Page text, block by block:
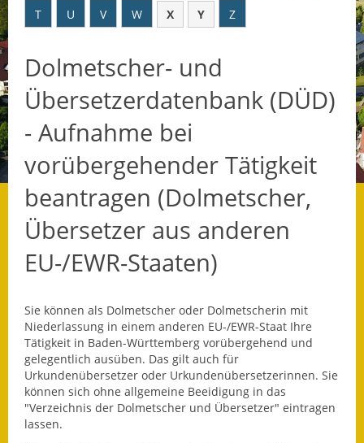
Datenschutz
Datenschutz im
Steueramt
Geschichte und
Gegenwart
Was die Alten noch
wussten!
Wagner-Werkstatt
Lärmaktionsplan
Leichte Sprache
Infos in Leichter Sprache
T
U V W X Y Z
Dolmetscher- und
Übersetzerdatenbank (DÜD)
- Aufnahme bei
vorübergehender Tätigkeit
beantragen (Dolmetscher,
Übersetzer aus anderen
EU-/EWR-Staaten)
Sie können als Dolmetscher oder Dolmetscherin mit
Niederlassung in einem anderen EU-/EWR-Staat Ihre
Tätigkeit in Baden-Württemberg vorübergehend und
gelegentlich ausüben. Das gilt auch für
Urkundenübersetzer oder Urkundenübersetzerinnen. Sie
können sich ohne allgemeine Beeidigung in das
"Verzeichnis der Dolmetscher und Übersetzer" eintragen
lassen.